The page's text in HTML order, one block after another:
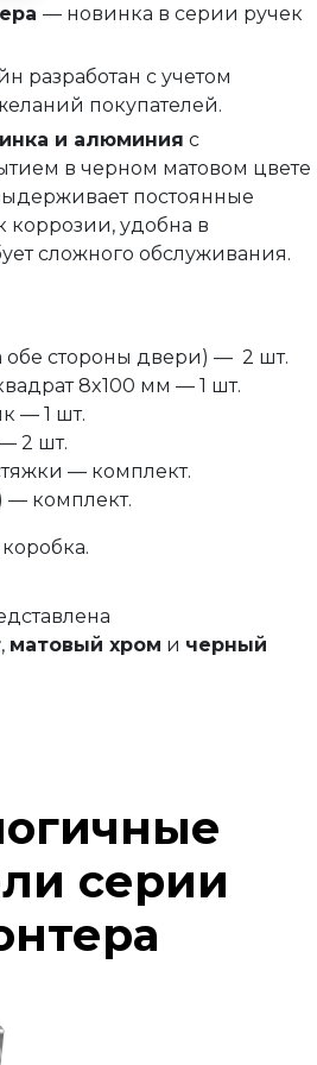
и защелки
дверей
и складных дверей
— новинка в серии ручек
разработан с учетом
покупателей.
и алюминия с
в черном матовом цвете
постоянные
коррозии, удобна в
сложного обслуживания.
обе стороны двери) — 2 шт.
8x100 мм — 1 шт.
— 1 шт.
2 шт.
— комплект.
— комплект.
, матовый хром и черный
серии